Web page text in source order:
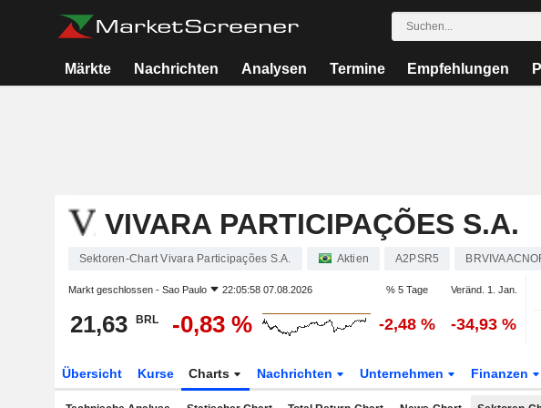
Märkte Nachrichten Analysen Termine Empfehlungen
VIVARA PARTICIPAÇÕES S.A.
Sektoren-Chart Vivara Participações S.A. Aktien A2PSR5
Markt geschlossen - Sao Paulo 22:05:58 07.08.2026 % 5 Tage Veränd. 1. Jan.
21,63 BRL -0,83 % -2,48 % -34,93 %
Übersicht Kurse Charts Nachrichten Unternehmen Finanzen